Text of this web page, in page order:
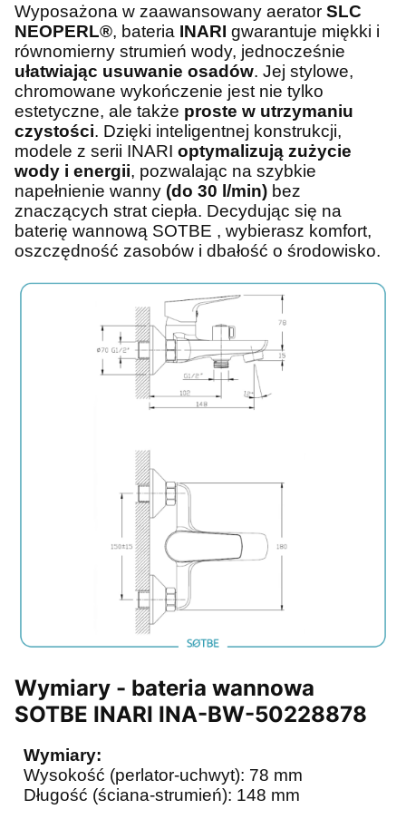
Wyposażona w zaawansowany aerator SLC
NEOPERL®, bateria INARI gwarantuje miękki i
równomierny strumień wody, jednocześnie
ułatwiając usuwanie osadów. Jej stylowe,
chromowane wykończenie jest nie tylko
estetyczne, ale także proste w utrzymaniu
czystości. Dzięki inteligentnej konstrukcji,
modele z serii INARI optymalizują zużycie
wody i energii, pozwalając na szybkie
napełnienie wanny (do 30 l/min) bez
znaczących strat ciepła. Decydując się na
baterię wannową SOTBE , wybierasz komfort,
oszczędność zasobów i dbałość o środowisko.
Wymiary - bateria wannowa
SOTBE INARI INA-BW-50228878
Wymiary:
Wysokość (perlator-uchwyt): 78 mm
Długość (ściana-strumień): 148 mm